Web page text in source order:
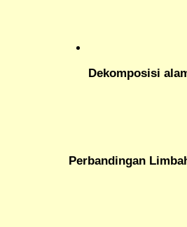
Dekomposisi
Perbandingan